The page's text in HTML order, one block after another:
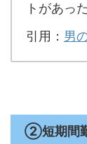
トがあっ
引用： 男
②短期間